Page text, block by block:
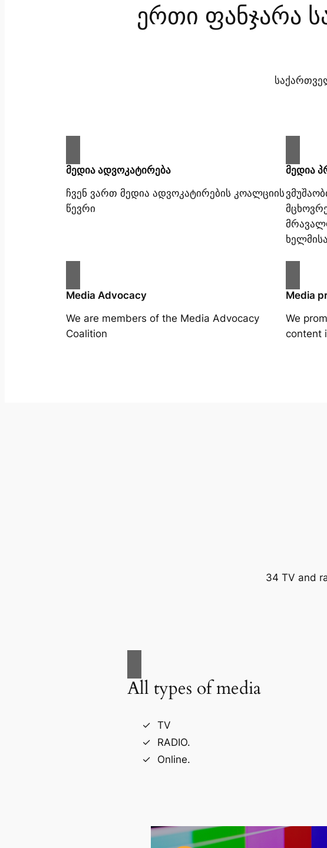
ერთი ფანჯარა
მედია ადვოკატირება
ჩვენ ვართ მედია ადვოკატირების კოალციის
წევრი
მედია
Media Advocacy
We are members of the Media Advocacy
Coalition
Media
We
content
34 TV and
All types of media
TV
RADIO.
Online.